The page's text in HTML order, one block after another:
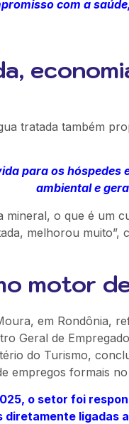
com a
tratada também
para os
ambiental e
mineral, o que é um
melhorou muito”,
motor
em Rondônia,
Geral de
do Turismo,
empregos formais
o setor foi
ligadas